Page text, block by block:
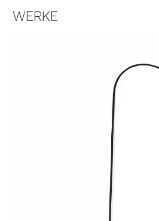
WERKE